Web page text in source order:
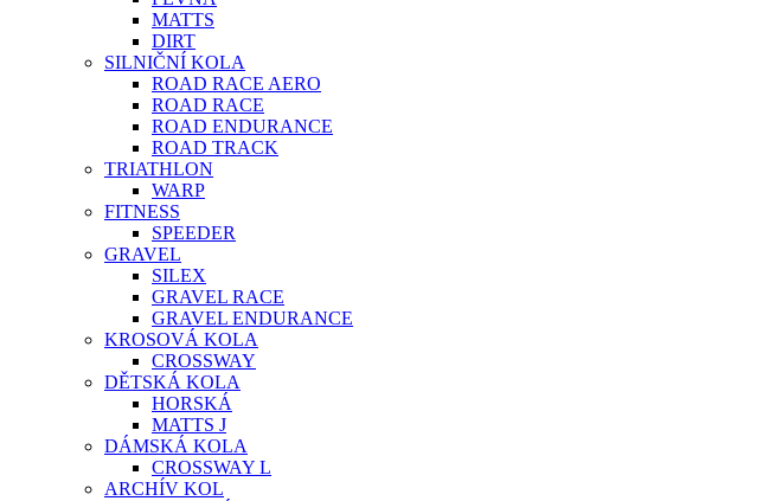
MATTS
DIRT
SILNIČNÍ KOLA
ROAD RACE AERO
ROAD RACE
ROAD ENDURANCE
ROAD TRACK
TRIATHLON
WARP
FITNESS
SPEEDER
GRAVEL
SILEX
GRAVEL RACE
GRAVEL ENDURANCE
KROSOVÁ KOLA
CROSSWAY
DĚTSKÁ KOLA
HORSKÁ
MATTS J
DÁMSKÁ KOLA
CROSSWAY L
ARCHÍV KOL